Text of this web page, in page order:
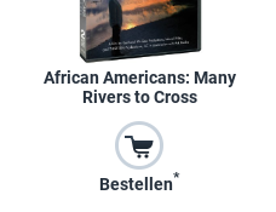
African Americans: Many
Rivers to Cross
Bestellen*